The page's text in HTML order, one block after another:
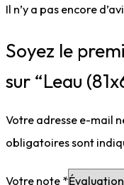
Il n’y a pas encore
Soyez le
sur “Leau
Votre adresse e-mail
obligatoires sont
Votre note *